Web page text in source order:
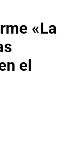
«La
el